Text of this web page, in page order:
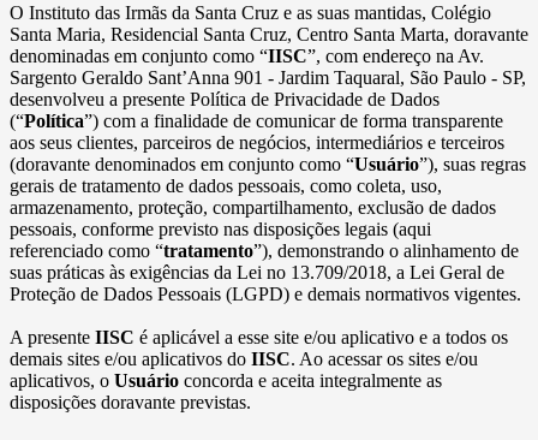
O Instituto das Irmãs da Santa Cruz e as suas mantidas, Colégio
Santa Maria, Residencial Santa Cruz, Centro Santa Marta, doravante
denominadas em conjunto como “IISC”, com endereço na Av.
Sargento Geraldo Sant’Anna 901 - Jardim Taquaral, São Paulo - SP,
desenvolveu a presente Política de Privacidade de Dados
(“Política”) com a finalidade de comunicar de forma transparente
aos seus clientes, parceiros de negócios, intermediários e terceiros
(doravante denominados em conjunto como “Usuário”), suas regras
gerais de tratamento de dados pessoais, como coleta, uso,
armazenamento, proteção, compartilhamento, exclusão de dados
pessoais, conforme previsto nas disposições legais (aqui
referenciado como “tratamento”), demonstrando o alinhamento de
suas práticas às exigências da Lei no 13.709/2018, a Lei Geral de
Proteção de Dados Pessoais (LGPD) e demais normativos vigentes.
A presente IISC é aplicável a esse site e/ou aplicativo e a todos os
demais sites e/ou aplicativos do IISC. Ao acessar os sites e/ou
aplicativos, o Usuário concorda e aceita integralmente as
disposições doravante previstas.